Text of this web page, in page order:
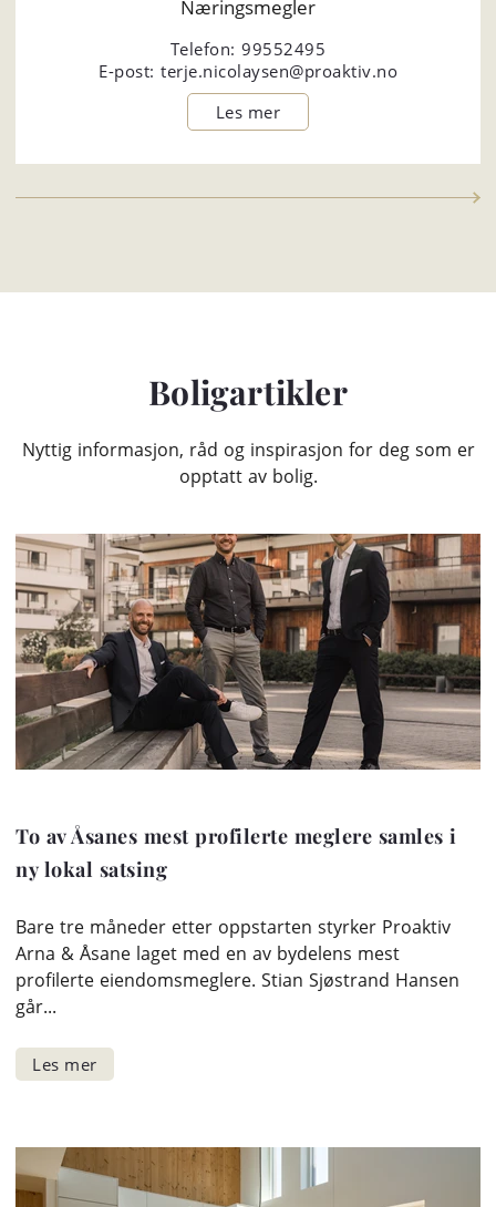
Næringsmegler
Telefon:99552495
E-post: terje.nicolaysen@proaktiv.no
Boligartikler
Nyttig informasjon, råd og inspirasjon for deg som er
opptatt av bolig.
To av Åsanes mest profilerte meglere samles i
ny lokal satsing
Bare tre måneder etter oppstarten styrker Proaktiv
Arna & Åsane laget med en av bydelens mest
profilerte eiendomsmeglere. Stian Sjøstrand Hansen
går...